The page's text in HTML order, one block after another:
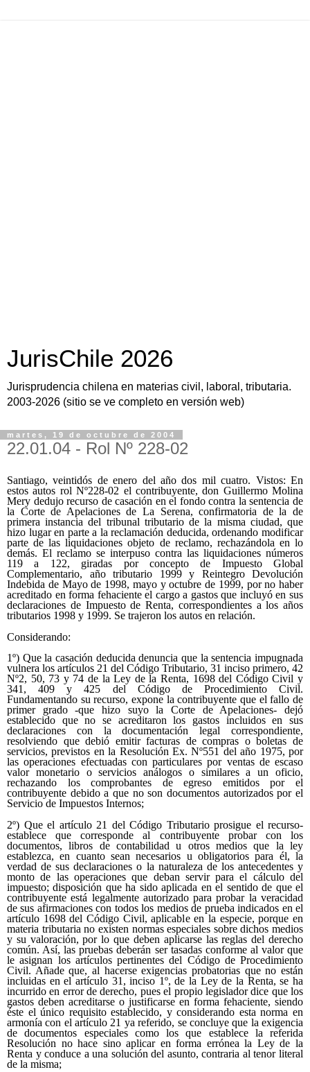
JurisChile 2026
Jurisprudencia chilena en materias civil, laboral, tributaria.
2003-2026 (sitio se ve completo en versión web)
martes, 19 de octubre de 2004
22.01.04 - Rol Nº 228-02
Santiago, veintidós de enero del año dos mil cuatro. Vistos: En
estos autos rol Nº228-02 el contribuyente, don Guillermo Molina
Mery dedujo recurso de casación en el fondo contra la sentencia de
la Corte de Apelaciones de La Serena, confirmatoria de la de
primera instancia del tribunal tributario de la misma ciudad, que
hizo lugar en parte a la reclamación deducida, ordenando modificar
parte de las liquidaciones objeto de reclamo, rechazándola en lo
demás. El reclamo se interpuso contra las liquidaciones números
119 a 122, giradas por concepto de Impuesto Global
Complementario, año tributario 1999 y Reintegro Devolución
Indebida de Mayo de 1998, mayo y octubre de 1999, por no haber
acreditado en forma fehaciente el cargo a gastos que incluyó en sus
declaraciones de Impuesto de Renta, correspondientes a los años
tributarios 1998 y 1999. Se trajeron los autos en relación.
Considerando:
1º) Que la casación deducida denuncia que la sentencia impugnada
vulnera los artículos 21 del Código Tributario, 31 inciso primero, 42
Nº2, 50, 73 y 74 de la Ley de la Renta, 1698 del Código Civil y
341, 409 y 425 del Código de Procedimiento Civil.
Fundamentando su recurso, expone la contribuyente que el fallo de
primer grado -que hizo suyo la Corte de Apelaciones- dejó
establecido que no se acreditaron los gastos incluidos en sus
declaraciones con la documentación legal correspondiente,
resolviendo que debió emitir facturas de compras o boletas de
servicios, previstos en la Resolución Ex. Nº551 del año 1975, por
las operaciones efectuadas con particulares por ventas de escaso
valor monetario o servicios análogos o similares a un oficio,
rechazando los comprobantes de egreso emitidos por el
contribuyente debido a que no son documentos autorizados por el
Servicio de Impuestos Internos;
2º) Que el artículo 21 del Código Tributario prosigue el recurso-
establece que corresponde al contribuyente probar con los
documentos, libros de contabilidad u otros medios que la ley
establezca, en cuanto sean necesarios u obligatorios para él, la
verdad de sus declaraciones o la naturaleza de los antecedentes y
monto de las operaciones que deban servir para el cálculo del
impuesto; disposición que ha sido aplicada en el sentido de que el
contribuyente está legalmente autorizado para probar la veracidad
de sus afirmaciones con todos los medios de prueba indicados en el
artículo 1698 del Código Civil, aplicable en la especie, porque en
materia tributaria no existen normas especiales sobre dichos medios
y su valoración, por lo que deben aplicarse las reglas del derecho
común. Así, las pruebas deberán ser tasadas conforme al valor que
le asignan los artículos pertinentes del Código de Procedimiento
Civil. Añade que, al hacerse exigencias probatorias que no están
incluidas en el artículo 31, inciso 1º, de la Ley de la Renta, se ha
incurrido en error de derecho, pues el propio legislador dice que los
gastos deben acreditarse o justificarse en forma fehaciente, siendo
éste el único requisito establecido, y considerando esta norma en
armonía con el artículo 21 ya referido, se concluye que la exigencia
de documentos especiales como los que establece la referida
Resolución no hace sino aplicar en forma errónea la Ley de la
Renta y conduce a una solución del asunto, contraria al tenor literal
de la misma;